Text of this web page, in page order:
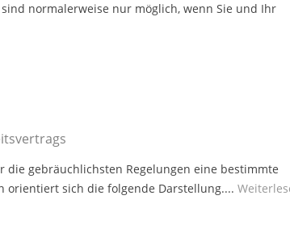
normalerweise nur möglich, wenn Sie und Ihr
die gebräuchlichsten Regelungen eine bestimmte
orientiert sich die folgende Darstellung....